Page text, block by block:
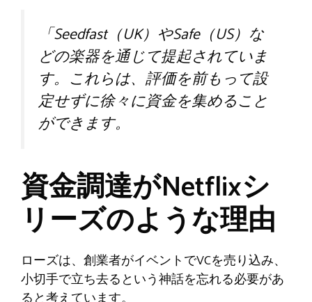
「Seedfast（UK）やSafe（US）な
どの楽器を通じて提起されていま
す。これらは、評価を前もって設
定せずに徐々に資金を集めること
ができます。
資金調達がNetflixシ
リーズのような理由
ローズは、創業者がイベントでVCを売り込み、
小切手で立ち去るという神話を忘れる必要があ